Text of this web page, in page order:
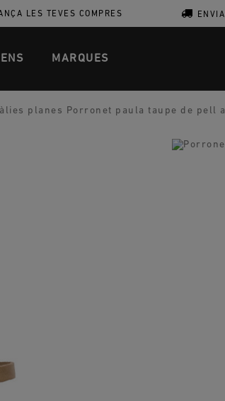
LES TEVES COMPRES
MARQUES
planes Porronet paula taupe de pell